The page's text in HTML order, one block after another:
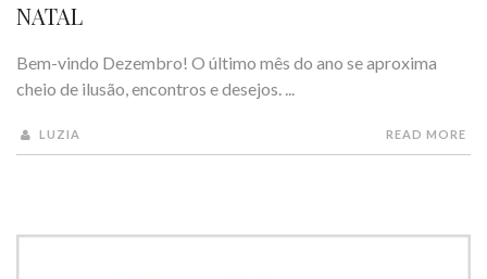
NATAL
Bem-vindo Dezembro! O último mês do ano se aproxima
cheio de ilusão, encontros e desejos. ...
LUZIA READ MORE